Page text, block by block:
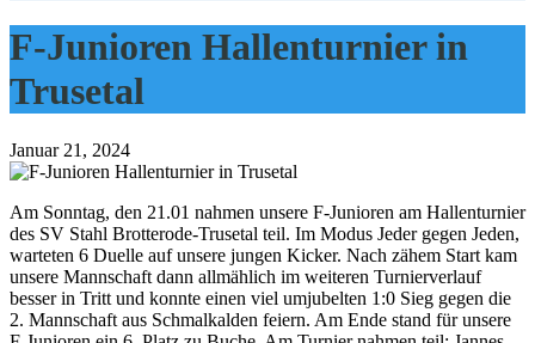
F-Junioren Hallenturnier in
Trusetal
Januar 21, 2024
Am Sonntag, den 21.01 nahmen unsere F-Junioren am Hallenturnier
des SV Stahl Brotterode-Trusetal teil. Im Modus Jeder gegen Jeden,
warteten 6 Duelle auf unsere jungen Kicker. Nach zähem Start kam
unsere Mannschaft dann allmählich im weiteren Turnierverlauf
besser in Tritt und konnte einen viel umjubelten 1:0 Sieg gegen die
2. Mannschaft aus Schmalkalden feiern. Am Ende stand für unsere